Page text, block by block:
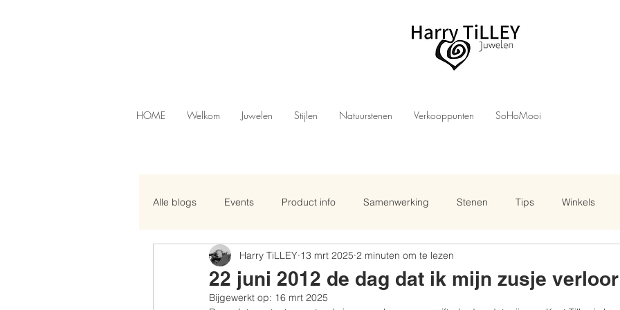
HOME Welkom Juwelen Stijlen Natuurstenen Verkooppunten SoHoMooi
Alle blogs Events Product info Samenwerking Stenen Tips Winkels
22 juni 2012 de dag dat ik mijn zusje verloor
Harry TiLLEY 13 mrt 2025 2 minuten om te lezen
Bijgewerkt op: 16 mrt 2025